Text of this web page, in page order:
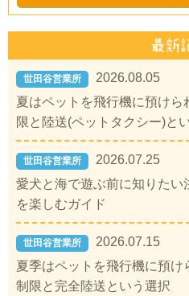
世田谷営業所
2026.08.05
夏はペットを飛行機に預けら
限と陸送(ペットタクシー)と
世田谷営業所
2026.07.25
愛犬と海で遊ぶ前に知りたい
を楽しむガイド
世田谷営業所
2026.07.15
夏季はペットを飛行機に預
制限と完全陸送という選択